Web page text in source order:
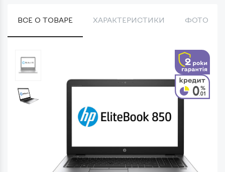
ВСЕ О ТОВАРЕ ХАРАКТЕРИСТИКИ ФОТО